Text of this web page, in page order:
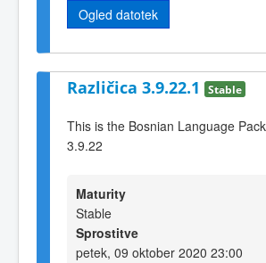
Ogled datotek
Različica 3.9.22.1 Stable
This is the Bosnian Language
3.9.22
Maturity
Stable
Sprostitve
petek, 09 oktober 2020 23:00